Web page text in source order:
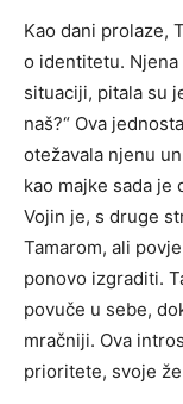
Kao dani prolaze,
o identitetu. Njena
situaciji, pitala su
naš?“ Ova
otežavala njenu
kao majke sada je
Vojin je, s druge
Tamarom, ali
ponovo izgraditi.
povuče u sebe,
mračniji. Ova
prioritete, svoje